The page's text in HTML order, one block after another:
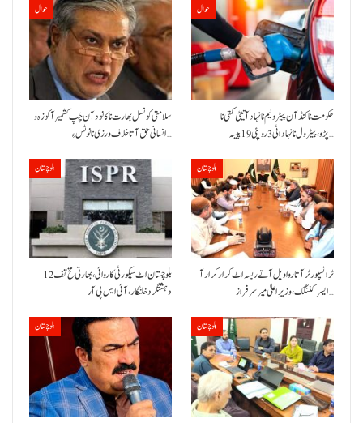
حوال
سلامتی کونسل بھارت نا کانود آن چَپ کشمیر آ کوزہ و
انسانی حق آتا خلاف ورزی نا نوٹس ءِ…
حوال
حکومت نا کنڈ آن پیٹرولیم نا نہاد آتیٹی کمتی نا
پڑو،پیٹرول نا نہاد اٹی 3 روپئی 19 پیسہ…
بلوچستان
بلوچستان اٹ سیکورٹی کاروائی، بھارتی مخ تف 12
دہشتگرد خلنگار،آئی ایس پی آر
بلوچستان
ٹرانسپورٹر آتا روا ویل آتے ریسہ اٹ کرار کرار آ
ایسر کننگک ،وزیرِ اعلیٰ میر سرفراز…
بلوچستان بلوچستان